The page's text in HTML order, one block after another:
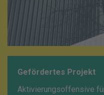
Gefördertes Projekt
Aktivierungsoffensive